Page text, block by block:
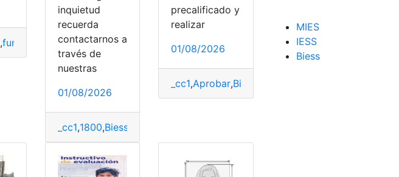
fiscales,juntos por la educación,Ministerio de educación
,funciones malla curricular ,Ministerio de educación
inquietud
recuerda
contactarnos a
través de
nuestras
01/08/2026
_cc1,1800,Biess
precalificado y
realizar
01/08/2026
_cc1,Aprobar,Biess
MIES
IESS
Biess